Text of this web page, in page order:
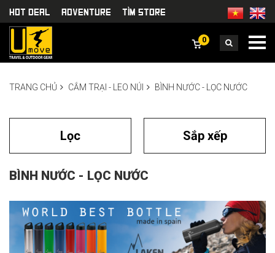
HOT DEAL Adventure TÌm Store
0
TRANG CHỦ CẮM TRẠI - LEO NÚI BÌNH NƯỚC - LỌC NƯỚC
Lọc Sắp xếp
BÌNH NƯỚC - LỌC NƯỚC